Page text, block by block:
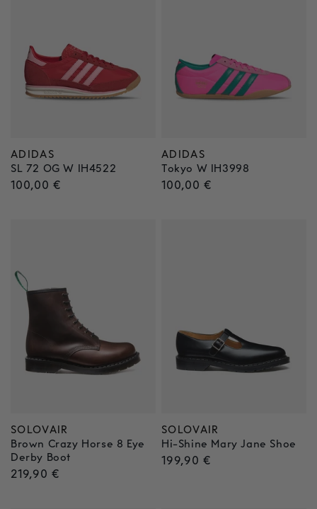
Anbieter:
ADIDAS
SL 72 OG W IH4522
Normaler
100,00 €
Anbieter:
ADIDAS
Tokyo W IH3998
Normaler
100,00 €
Anbieter:
SOLOVAIR
Brown Crazy Horse 8 Eye
Derby Boot
Normaler
219,90 €
Anbieter:
SOLOVAIR
Hi-Shine Mary Jane Shoe
Normaler
199,90 €